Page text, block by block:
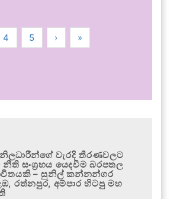
4 5 › »
නිලධාරීන්ගේ වැරදි තීරණවලට
සංග්‍රහය යෙදවීම බරපතල
– සුනිල් කන්නන්ගර
රත්නපුර, අම්පාර හිටපු මහ